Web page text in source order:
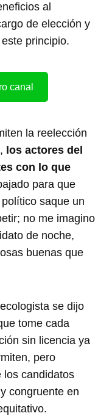
al
de elección y
principio.
canal
la reelección
los actores del
con lo que
para que
saque un
no me imagino
de noche,
buenas que
se dijo
tome cada
sin licencia ya
pero
los candidatos
congruente en